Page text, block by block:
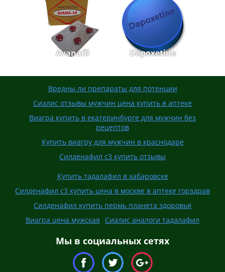
Avanafil Dapoxetine
Вредны ли препараты для потенции
Сиалис отзывы мужчин цена купить в аптеке
Виагра купить в екатеринбурге для мужчин без
рецептов
Купить виагру для мужчин в краснодаре
Силденафил с3 купить отзывы
Купить тадалафил в хабаровске
Силденафил с3 купить цена в москве в аптеке горздрав
Силденафил купить пермь планета здоровья
Виагра цена мужская Сиалис аналоги тадалафил
Мы в социальных сетях